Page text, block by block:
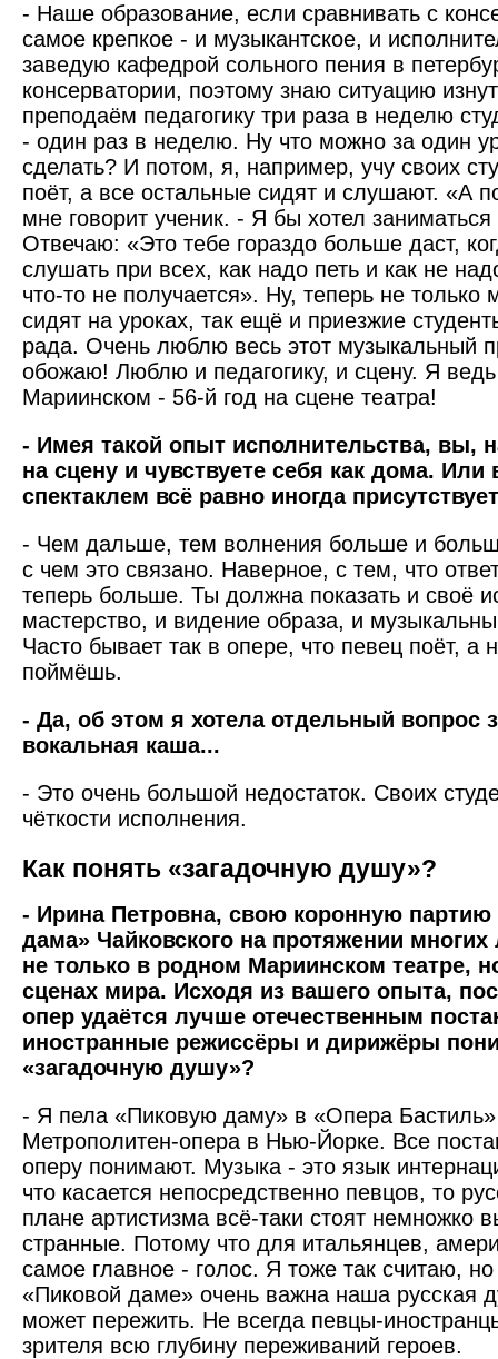
- Наше образование, если сравнивать с
самое крепкое - и музыкантское, и
заведую кафедрой сольного пения в
консерватории, поэтому знаю ситуацию
преподаём педагогику три раза в неделю
- один раз в неделю. Ну что можно за один
сделать? И потом, я, например, учу своих
поёт, а все остальные сидят и слушают. «А
мне говорит ученик. - Я бы хотел
Отвечаю: «Это тебе гораздо больше даст,
слушать при всех, как надо петь и как не
что-то не получается». Ну, теперь не только
сидят на уроках, так ещё и приезжие
рада. Очень люблю весь этот музыкальный
обожаю! Люблю и педагогику, и сцену. Я
Мариинском - 56-й год на сцене театра!
- Имея такой опыт исполнительства, вы,
на сцену и чувствуете себя как дома. Или
спектаклем всё равно иногда
- Чем дальше, тем волнения больше и
с чем это связано. Наверное, с тем, что
теперь больше. Ты должна показать и своё
мастерство, и видение образа, и
Часто бывает так в опере, что певец поёт, а
поймёшь.
- Да, об этом я хотела отдель­ный вопрос
вокальная каша...
- Это очень большой недостаток. Своих
чёткости исполнения.
Как понять «загадочную душу»?
- Ирина Петровна, свою коронную партию
дама» Чайковского на протяжении
не только в родном Мариинском театре,
сценах мира. Исходя из вашего опыта,
опер удаётся лучше отечественным
иностранные режиссёры и дирижёры
«загадочную душу»?
- Я пела «Пиковую даму» в «Опера
Метрополитен-опера в Нью-Йорке. Все
оперу понимают. Музыка - это язык
что касается непосредственно певцов, то
плане артистизма всё-таки стоят
странные. Потому что для итальянцев,
самое главное - голос. Я тоже так считаю,
«Пиковой даме» очень важна наша русская
может пережить. Не всегда певцы-
зрителя всю глубину переживаний героев.